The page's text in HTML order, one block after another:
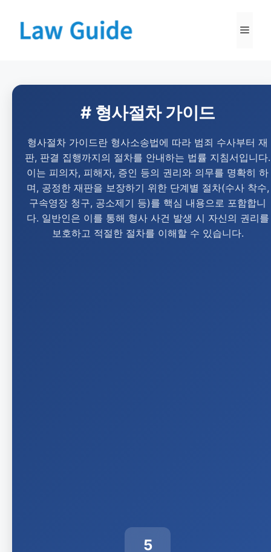
# 형사절차 가이드
형사절차 가이드란 형사소송법에 따라 범죄 수사부터 재
판, 판결 집행까지의 절차를 안내하는 법률 지침서입니다.
이는 피의자, 피해자, 증인 등의 권리와 의무를 명확히 하
며, 공정한 재판을 보장하기 위한 단계별 절차(수사 착수,
구속영장 청구, 공소제기 등)를 핵심 내용으로 포함합니
다. 일반인은 이를 통해 형사 사건 발생 시 자신의 권리를
보호하고 적절한 절차를 이해할 수 있습니다.
5